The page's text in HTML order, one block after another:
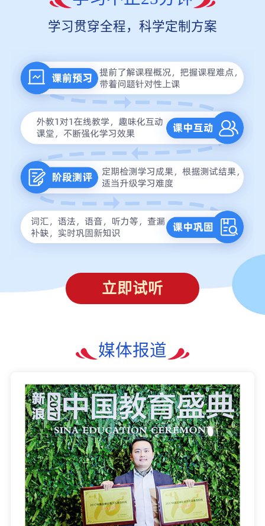
学习贯穿全程，科学定制方案
立即试听
媒体报道